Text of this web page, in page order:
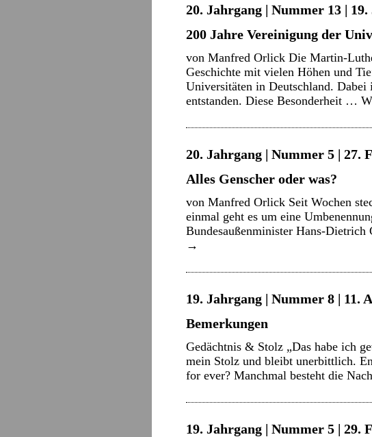
20. Jahrgang | Nummer 13 |
200 Jahre Vereinigung der
von Manfred Orlick Die Martin-
Geschichte mit vielen Höhen und
Universitäten in Deutschland.
entstanden. Diese Besonderheit …
20. Jahrgang | Nummer 5 | 27.
Alles Genscher oder was?
von Manfred Orlick Seit Wochen
einmal geht es um eine
Bundesaußenminister Hans-
→
19. Jahrgang | Nummer 8 | 11.
Bemerkungen
Gedächtnis & Stolz „Das habe ich
mein Stolz und bleibt unerbittlich.
for ever? Manchmal besteht die
19. Jahrgang | Nummer 5 | 29.